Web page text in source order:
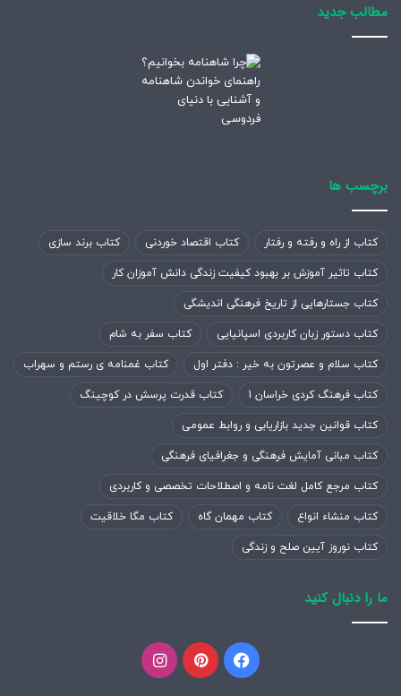
مطالب جدید
برچسب ها
کتاب از راه و رفته و رفتار کتاب اقتصاد خوردنی کتاب برند سازی
کتاب تاثیر آموزش بر بهبود کیفیت زندگی دانش آموزان کار
کتاب جستارهایی از تاریخ فرهنگی اندیشگی
کتاب دستور زبان کاربردی اسپانیایی کتاب سفر به شام
کتاب سلام و عصرتون به خیر : دفتر اول کتاب غمنامه ی رستم و سهراب
کتاب فرهنگ کردی خراسان 1 کتاب قدرت پرسش در کوچینگ
کتاب قوانین جدید بازاریابی و روابط عمومی
کتاب مبانی آمایش فرهنگی و جغرافیای فرهنگی
کتاب مرجع کامل لغت نامه و اصطلاحات تخصصی و کاربردی
کتاب منشاء انواع کتاب مهمان گاه کتاب مگا خلاقیت
کتاب نوروز آیین صلح و زندگی
ما را دنبال کنید
فیسبوکپینتریستاینستاگرام